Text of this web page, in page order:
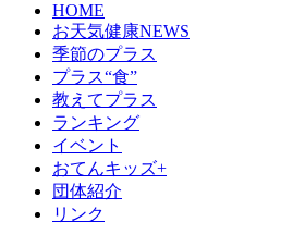
HOME
お天気健康NEWS
季節のプラス
プラス“食”
教えてプラス
ランキング
イベント
おてんキッズ+
団体紹介
リンク